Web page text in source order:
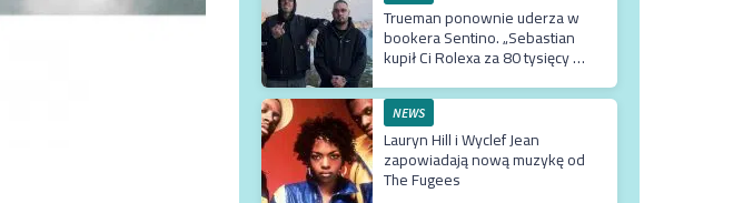
Trueman ponownie uderza w
bookera Sentino. „Sebastian
kupił Ci Rolexa za 80 tysięcy w
krzywe umowy”
NEWS
Lauryn Hill i Wyclef Jean
zapowiadają nową muzykę od
The Fugees